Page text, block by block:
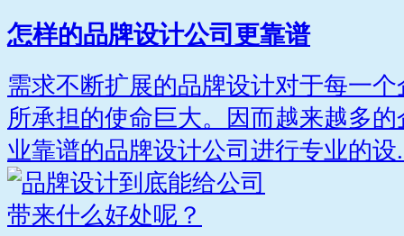
怎样的品牌设计公司更靠谱
需求不断扩展的品牌设计对于每一
所承担的使命巨大。因而越来越多
业靠谱的品牌设计公司进行专业的设